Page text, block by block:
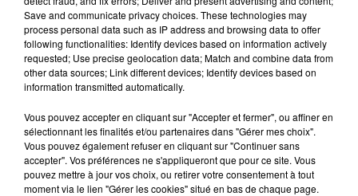
Quinze hectares de chaume brûlés à
Save and communicate privacy choices. These technologies may
process personal data such as IP address and browsing data to offer
following functionalities: Identify devices based on information actively
requested; Use precise geolocation data; Match and combine data from
other data sources; Link different devices; Identify devices based on
information transmitted automatically.
Vous pouvez accepter en cliquant sur "Accepter et fermer", ou affiner en
sélectionnant les finalités et/ou partenaires dans "Gérer mes choix".
Vous pouvez également refuser en cliquant sur "Continuer sans
accepter". Vos préférences ne s'appliqueront que pour ce site. Vous
pouvez mettre à jour vos choix, ou retirer votre consentement à tout
moment via le lien "Gérer les cookies" situé en bas de chaque page.